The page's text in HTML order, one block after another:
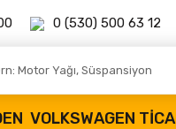
0 (530) 500 63 12
VOLKSWAGEN